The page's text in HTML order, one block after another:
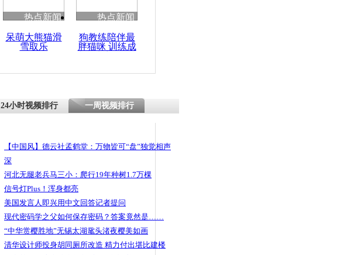
热点新闻
呆萌大熊猫滑
雪取乐
热点新闻
狗教练陪伴最
胖猫咪 训练成
24小时视频排行 一周视频排行
【中国风】德云社孟鹤堂：万物皆可“盘”独觉相声
深
河北无腿老兵马三小：爬行19年种树1.7万棵
信号灯Plus！浑身都亮
美国发言人即兴用中文回答记者提问
现代密码学之父如何保存密码？答案竟然是……
“中华赏樱胜地”无锡太湖鼋头渚夜樱美如画
清华设计师投身胡同厕所改造 精力付出堪比建楼